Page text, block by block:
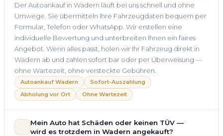
Der Autoankauf in Wadern läuft bei uns schnell und ohne
Umwege. Sie übermitteln Ihre Fahrzeugdaten bequem per
Formular, Telefon oder WhatsApp. Wir erstellen eine
individuelle Bewertung und unterbreiten Ihnen ein faires
Angebot. Wenn alles passt, holen wir Ihr Fahrzeug direkt in
Wadern ab und zahlen sofort bar oder per Überweisung —
ohne Wartezeit, ohne versteckte Gebühren.
Autoankauf Wadern
Sofort-Auszahlung
Abholung vor Ort
Ohne Wartezeit
Mein Auto hat Schäden oder keinen TÜV —
wird es trotzdem in Wadern angekauft?